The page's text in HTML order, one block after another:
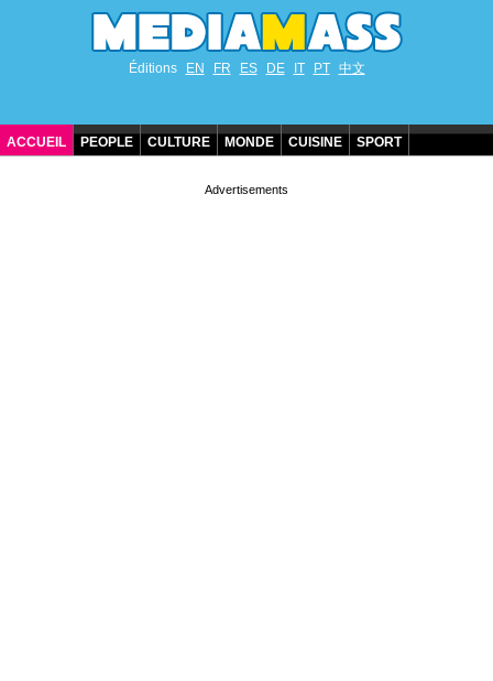
Éditions EN FR ES DE IT PT 中文
ACCUEIL PEOPLE CULTURE MONDE CUISINE SPORT